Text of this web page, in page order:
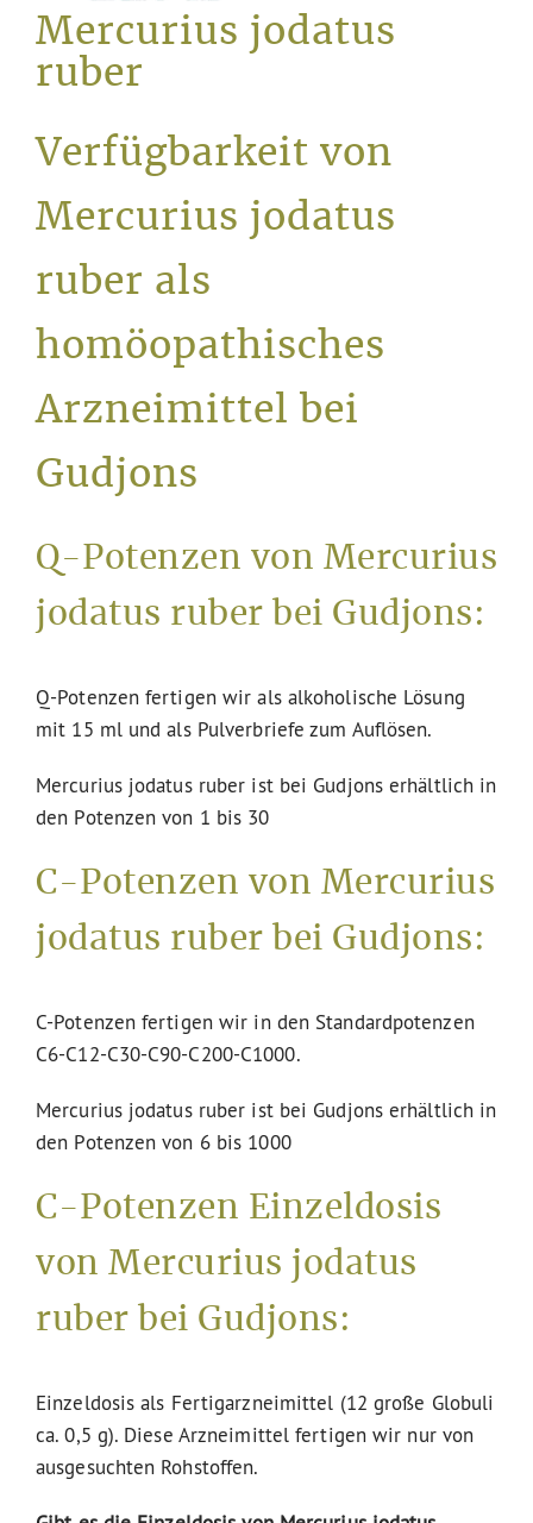
Mercurius jodatus
ruber
Verfügbarkeit von
Mercurius jodatus
ruber als
homöopathisches
Arzneimittel bei
Gudjons
Q-Potenzen von Mercurius
jodatus ruber bei Gudjons:
Q-Potenzen fertigen wir als alkoholische Lösung
mit 15 ml und als Pulverbriefe zum Auflösen.
Mercurius jodatus ruber ist bei Gudjons erhältlich in
den Potenzen von 1 bis 30
C-Potenzen von Mercurius
jodatus ruber bei Gudjons:
C-Potenzen fertigen wir in den Standardpotenzen
C6-C12-C30-C90-C200-C1000.
Mercurius jodatus ruber ist bei Gudjons erhältlich in
den Potenzen von 6 bis 1000
C-Potenzen Einzeldosis
von Mercurius jodatus
ruber bei Gudjons:
Einzeldosis als Fertigarzneimittel (12 große Globuli
ca. 0,5 g). Diese Arzneimittel fertigen wir nur von
ausgesuchten Rohstoffen.